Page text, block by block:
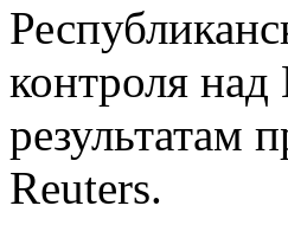
контроля над
Reuters.